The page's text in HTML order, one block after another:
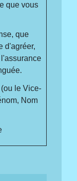
que vous
que
d'agréer,
le Vice-
Nom